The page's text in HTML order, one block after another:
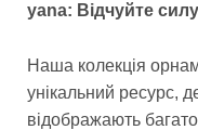
yana: Відчуйте
Наша колекція
унікальний ресурс,
відображають